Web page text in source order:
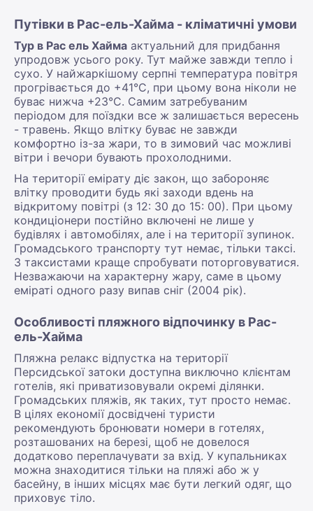
Путівки в Рас-ель-Хайма - кліматичні умови
Тур в Рас ель Хайма актуальний для придбання
упродовж усього року. Тут майже завжди тепло і
сухо. У найжаркішому серпні температура повітря
прогрівається до +41°C, при цьому вона ніколи не
буває нижча +23°C. Самим затребуваним
періодом для поїздки все ж залишається вересень
- травень. Якщо влітку буває не завжди
комфортно із-за жари, то в зимовий час можливі
вітри і вечори бувають прохолодними.
На території емірату діє закон, що забороняє
влітку проводити будь які заходи вдень на
відкритому повітрі (з 12: 30 до 15: 00). При цьому
кондиціонери постійно включені не лише у
будівлях і автомобілях, але і на території зупинок.
Громадського транспорту тут немає, тільки таксі.
З таксистами краще спробувати поторговуватися.
Незважаючи на характерну жару, саме в цьому
еміраті одного разу випав сніг (2004 рік).
Особливості пляжного відпочинку в Рас-
ель-Хайма
Пляжна релакс відпустка на території
Персидської затоки доступна виключно клієнтам
готелів, які приватизовували окремі ділянки.
Громадських пляжів, як таких, тут просто немає.
В цілях економії досвідчені туристи
рекомендують бронювати номери в готелях,
розташованих на березі, щоб не довелося
додатково переплачувати за вхід. У купальниках
можна знаходитися тільки на пляжі або ж у
басейну, в інших місцях має бути легкий одяг, що
приховує тіло.